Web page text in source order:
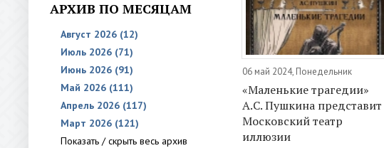
АРХИВ ПО МЕСЯЦАМ
Август 2026 (12)
Июль 2026 (71)
Июнь 2026 (91)
Май 2026 (111)
Апрель 2026 (117)
Март 2026 (121)
Показать / скрыть весь архив
06 май 2024, Понедельник
«Маленькие трагедии»
А.С. Пушкина представит
Московский театр
иллюзии